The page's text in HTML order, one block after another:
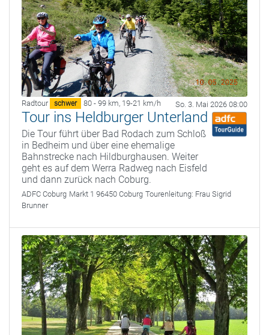
Radtour schwer 80 - 99 km, 19-21 km/h So. 3. Mai 2026 08:00
Tour ins Heldburger Unterland
Die Tour führt über Bad Rodach zum Schloß
in Bedheim und über eine ehemalige
Bahnstrecke nach Hildburghausen. Weiter
geht es auf dem Werra Radweg nach Eisfeld
und dann zurück nach Coburg.
ADFC Coburg Markt 1 96450 Coburg Tourenleitung: Frau Sigrid
Brunner